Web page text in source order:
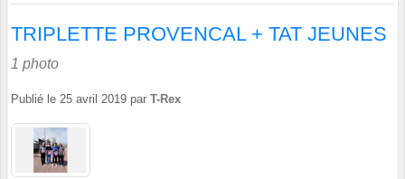
TRIPLETTE PROVENCAL + TAT JEUNES
1 photo
Publié le 25 avril 2019 par T-Rex